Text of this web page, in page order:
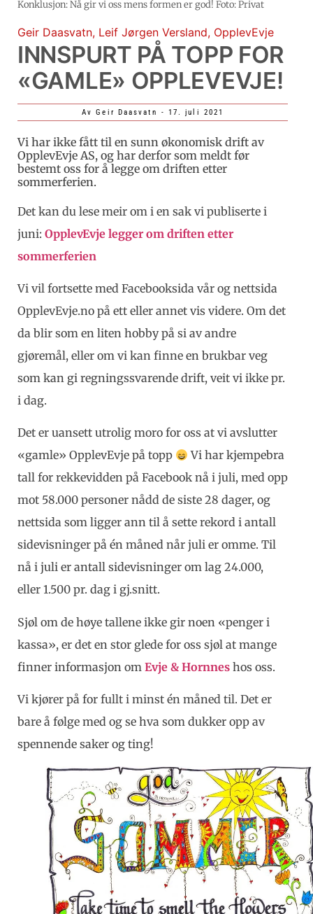
Konklusjon: Nå gir vi oss mens formen er god! Foto: Privat
Geir Daasvatn, Leif Jørgen Versland, OpplevEvje
INNSPURT PÅ TOPP FOR
«GAMLE» OPPLEVEVJE!
Av Geir Daasvatn - 17. juli 2021
Vi har ikke fått til en sunn økonomisk drift av
OpplevEvje AS, og har derfor som meldt før
bestemt oss for å legge om driften etter
sommerferien.
Det kan du lese meir om i en sak vi publiserte i
juni: OpplevEvje legger om driften etter
sommerferien
Vi vil fortsette med Facebooksida vår og nettsida
OpplevEvje.no på ett eller annet vis videre. Om det
da blir som en liten hobby på si av andre
gjøremål, eller om vi kan finne en brukbar veg
som kan gi regningssvarende drift, veit vi ikke pr.
i dag.
Det er uansett utrolig moro for oss at vi avslutter
«gamle» OpplevEvje på topp
Vi har kjempebra
tall for rekkevidden på Facebook nå i juli, med opp
mot 58.000 personer nådd de siste 28 dager, og
nettsida som ligger ann til å sette rekord i antall
sidevisninger på én måned når juli er omme. Til
nå i juli er antall sidevisninger om lag 24.000,
eller 1.500 pr. dag i gj.snitt.
Sjøl om de høye tallene ikke gir noen «penger i
kassa», er det en stor glede for oss sjøl at mange
finner informasjon om Evje & Hornnes hos oss.
Vi kjører på for fullt i minst én måned til. Det er
bare å følge med og se hva som dukker opp av
spennende saker og ting!